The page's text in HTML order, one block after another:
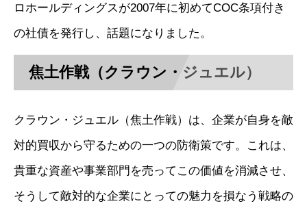
ロホールディングスが2007年に初めてCOC条項付き
の社債を発行し、話題になりました。
焦土作戦（クラウン・ジュエル）
クラウン・ジュエル（焦土作戦）は、企業が自身を敵
対的買収から守るための一つの防衛策です。これは、
貴重な資産や事業部門を売ってこの価値を消減させ、
そうして敵対的な企業にとっての魅力を損なう戦略の